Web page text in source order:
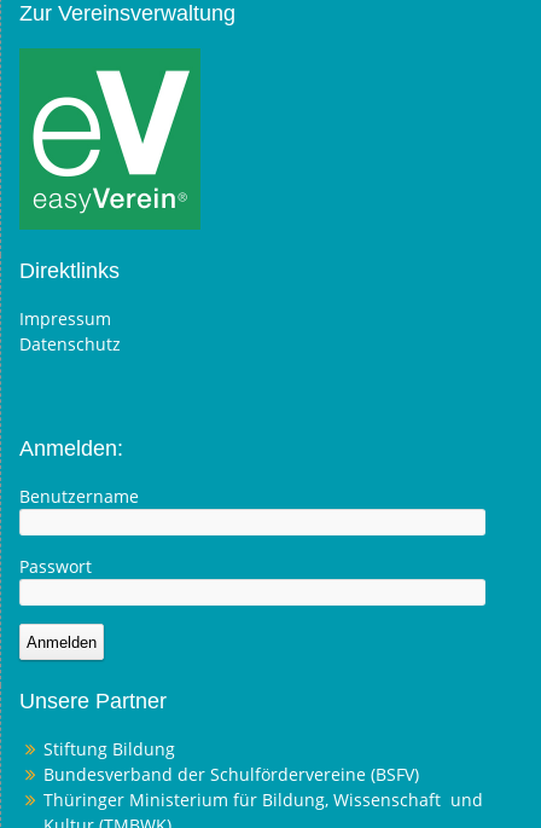
Zur Vereinsverwaltung
Direktlinks
Impressum
Datenschutz
Anmelden:
Benutzername
Passwort
Unsere Partner
Stiftung Bildung
Bundesverband der Schulfördervereine (BSFV)
Thüringer Ministerium für Bildung, Wissenschaft und